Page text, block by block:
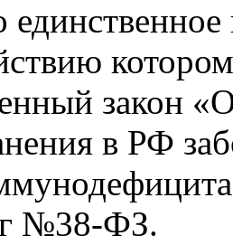
закон
в РФ
№38-ФЗ.